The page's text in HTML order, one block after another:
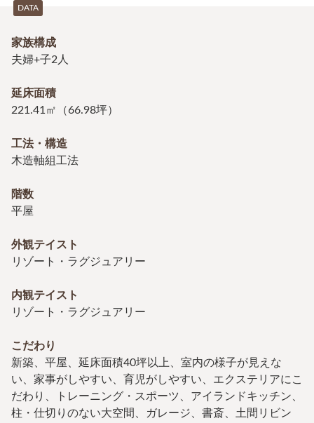
DATA
家族構成
夫婦+子2人
延床面積
221.41㎡（66.98坪）
工法・構造
木造軸組工法
階数
平屋
外観テイスト
リゾート・ラグジュアリー
内観テイスト
リゾート・ラグジュアリー
こだわり
新築、平屋、延床面積40坪以上、室内の様子が見えな
い、家事がしやすい、育児がしやすい、エクステリアにこ
だわり、トレーニング・スポーツ、アイランドキッチン、
柱・仕切りのない大空間、ガレージ、書斎、土間リビン